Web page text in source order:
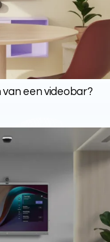
een videobar?